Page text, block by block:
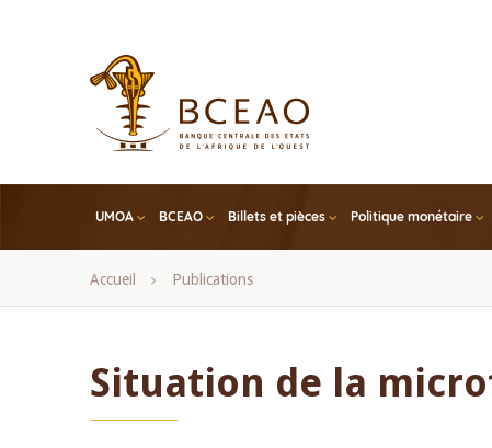
UMOA BCEAO Billets et pièces Politique monétaire
Fil
Accueil Publications
Situation de la